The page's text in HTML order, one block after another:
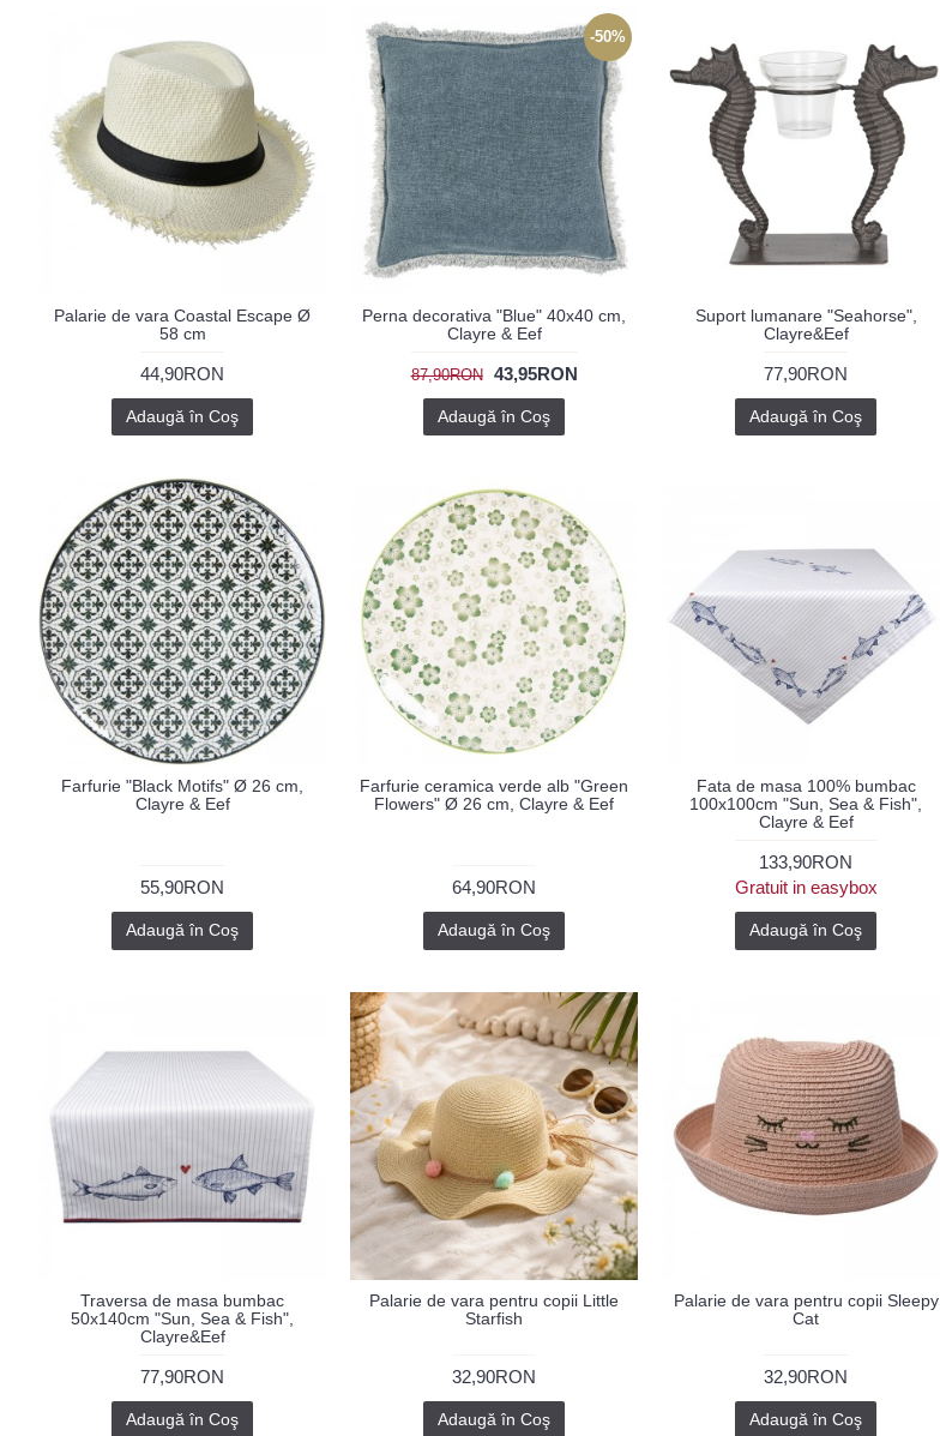
Palarie de vara Coastal Escape Ø
58 cm
44,90RON
Adaugă în Coş
-50%
Perna decorativa "Blue" 40x40 cm,
Clayre & Eef
87,90RON 43,95RON
Adaugă în Coş
Suport lumanare "Seahorse",
Clayre&Eef
77,90RON
Adaugă în Coş
Farfurie "Black Motifs" Ø 26 cm,
Clayre & Eef
55,90RON
Adaugă în Coş
Farfurie ceramica verde alb "Green
Flowers" Ø 26 cm, Clayre & Eef
64,90RON
Adaugă în Coş
Fata de masa 100% bumbac
100x100cm "Sun, Sea & Fish",
Clayre & Eef
133,90RON
Gratuit in easybox
Adaugă în Coş
Traversa de masa bumbac
50x140cm "Sun, Sea & Fish",
Clayre&Eef
77,90RON
Adaugă în Coş
Palarie de vara pentru copii Little
Starfish
32,90RON
Adaugă în Coş
Palarie de vara pentru copii Sleepy
Cat
32,90RON
Adaugă în Coş